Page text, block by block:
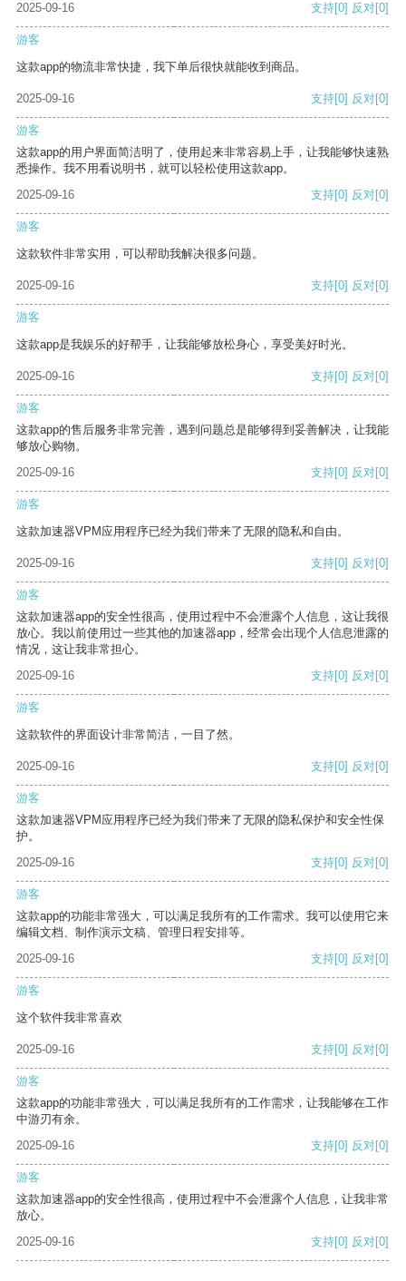
2025-09-16
支持[0] 反对[0]
游客
这款app的物流非常快捷，我下单后很快就能收到商品。
2025-09-16 支持[0] 反对[0]
游客
这款app的用户界面简洁明了，使用起来非常容易上手，让我能够快速熟
悉操作。我不用看说明书，就可以轻松使用这款app。
2025-09-16
支持[0] 反对[0]
游客
这款软件非常实用，可以帮助我解决很多问题。
2025-09-16 支持[0] 反对[0]
游客
这款app是我娱乐的好帮手，让我能够放松身心，享受美好时光。
2025-09-16 支持[0] 反对[0]
游客
这款app的售后服务非常完善，遇到问题总是能够得到妥善解决，让我能
够放心购物。
2025-09-16
支持[0] 反对[0]
游客
这款加速器VPM应用程序已经为我们带来了无限的隐私和自由。
2025-09-16 支持[0] 反对[0]
游客
这款加速器app的安全性很高，使用过程中不会泄露个人信息，这让我很
放心。我以前使用过一些其他的加速器app，经常会出现个人信息泄露的
情况，这让我非常担心。
2025-09-16
支持[0] 反对[0]
游客
这款软件的界面设计非常简洁，一目了然。
2025-09-16 支持[0] 反对[0]
游客
这款加速器VPM应用程序已经为我们带来了无限的隐私保护和安全性保
护。
2025-09-16
支持[0] 反对[0]
游客
这款app的功能非常强大，可以满足我所有的工作需求。我可以使用它来
编辑文档、制作演示文稿、管理日程安排等。
2025-09-16
支持[0] 反对[0]
游客
这个软件我非常喜欢
2025-09-16 支持[0] 反对[0]
游客
这款app的功能非常强大，可以满足我所有的工作需求，让我能够在工作
中游刃有余。
2025-09-16
支持[0] 反对[0]
游客
这款加速器app的安全性很高，使用过程中不会泄露个人信息，让我非常
放心。
2025-09-16
支持[0] 反对[0]